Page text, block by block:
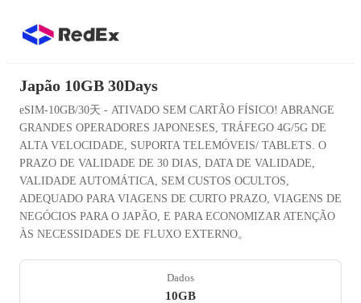
Japão 10GB 30Days
eSIM-10GB/30天 - ATIVADO SEM CARTÃO FÍSICO! ABRANGE
GRANDES OPERADORES JAPONESES, TRÁFEGO 4G/5G DE
ALTA VELOCIDADE, SUPORTA TELEMÓVEIS/ TABLETS. O
PRAZO DE VALIDADE DE 30 DIAS, DATA DE VALIDADE,
VALIDADE AUTOMÁTICA, SEM CUSTOS OCULTOS,
ADEQUADO PARA VIAGENS DE CURTO PRAZO, VIAGENS DE
NEGÓCIOS PARA O JAPÃO, E PARA ECONOMIZAR ATENÇÃO
ÀS NECESSIDADES DE FLUXO EXTERNO。
Dados
10GB